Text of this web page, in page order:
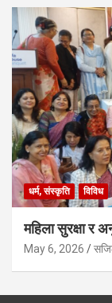
धर्म, संस्कृति विविध
महिला सुरक्षा र
May 6, 2026